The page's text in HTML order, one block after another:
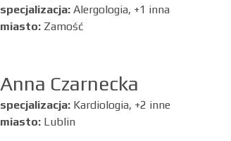
specjalizacja:Alergologia, +1 inna
miasto: Zamość
Anna Czarnecka
specjalizacja: Kardiologia, +2 inne
miasto: Lublin